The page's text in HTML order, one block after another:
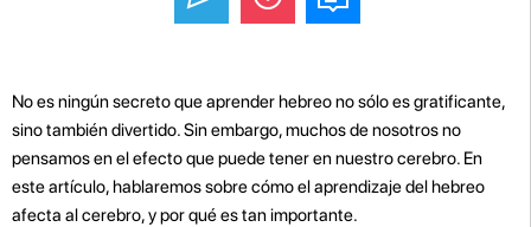
No es ningún secreto que aprender hebreo no sólo es gratificante,
sino también divertido. Sin embargo, muchos de nosotros no
pensamos en el efecto que puede tener en nuestro cerebro. En
este artículo, hablaremos sobre cómo el aprendizaje del hebreo
afecta al cerebro, y por qué es tan importante.